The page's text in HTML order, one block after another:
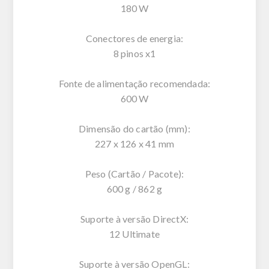
180 W
Conectores de energia:
8 pinos x1
Fonte de alimentação recomendada:
600 W
Dimensão do cartão (mm):
227 x 126 x 41 mm
Peso (Cartão / Pacote):
600 g / 862 g
Suporte à versão DirectX:
12 Ultimate
Suporte à versão OpenGL: